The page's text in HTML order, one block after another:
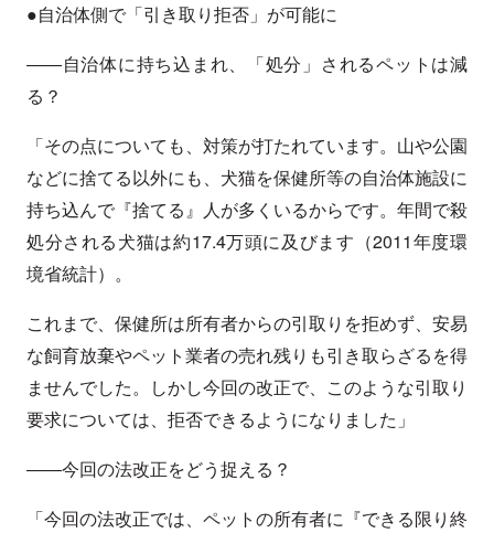
●自治体側で「引き取り拒否」が可能に
――自治体に持ち込まれ、「処分」されるペットは減
る？
「その点についても、対策が打たれています。山や公園
などに捨てる以外にも、犬猫を保健所等の自治体施設に
持ち込んで『捨てる』人が多くいるからです。年間で殺
処分される犬猫は約17.4万頭に及びます（2011年度環
境省統計）。
これまで、保健所は所有者からの引取りを拒めず、安易
な飼育放棄やペット業者の売れ残りも引き取らざるを得
ませんでした。しかし今回の改正で、このような引取り
要求については、拒否できるようになりました」
――今回の法改正をどう捉える？
「今回の法改正では、ペットの所有者に『できる限り終